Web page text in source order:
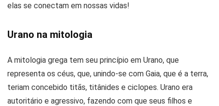
elas se conectam em nossas vidas!
Urano na mitologia
A mitologia grega tem seu princípio em Urano, que
representa os céus, que, unindo-se com Gaia, que é a terra,
teriam concebido titãs, titânides e ciclopes. Urano era
autoritário e agressivo, fazendo com que seus filhos e